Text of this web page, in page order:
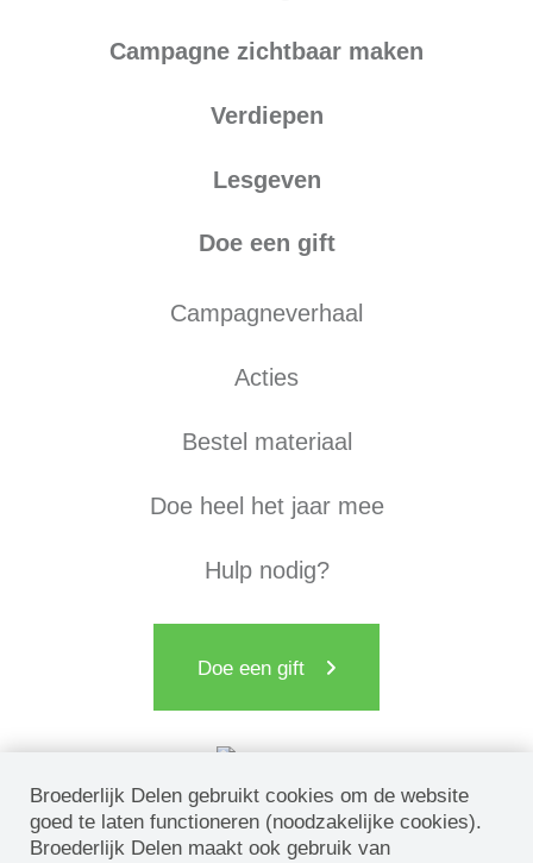
Campagne zichtbaar maken
Verdiepen
Lesgeven
Doe een gift
Campagneverhaal
Acties
Bestel materiaal
Doe heel het jaar mee
Hulp nodig?
Doe een gift
Broederlijk Delen gebruikt cookies om de website
goed te laten functioneren (noodzakelijke cookies).
Broederlijk Delen maakt ook gebruik van